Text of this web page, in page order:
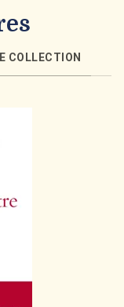
COLLECTION